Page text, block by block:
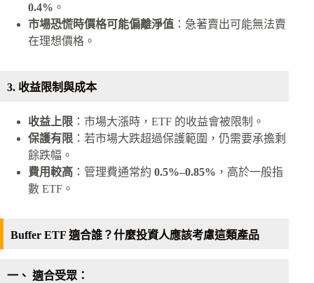
0.4% 。
市場恐慌時價格可能偏離淨值 ：急著賣出可能無法賣
在理想價格。
3. 收益限制與成本
收益上限 ：市場大漲時，ETF 的收益會被限制。
保護有限 ：若市場大跌超過保護範圍，仍需要承擔剩
餘跌幅。
費用較高 ：管理費通常約 0.5%–0.85% ，高於一般指
數 ETF。
Buffer ETF 適合誰？什麼投資人應該考慮這類產品
一、 適合受眾：